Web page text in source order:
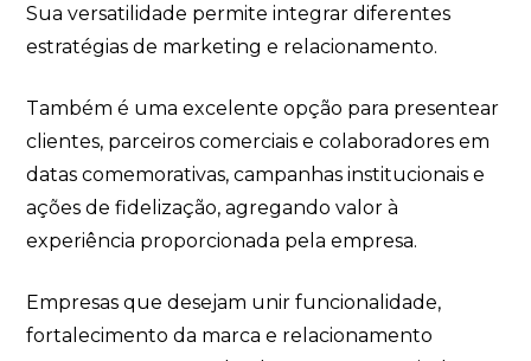
Sua versatilidade permite integrar diferentes
estratégias de marketing e relacionamento.
Também é uma excelente opção para presentear
clientes, parceiros comerciais e colaboradores em
datas comemorativas, campanhas institucionais e
ações de fidelização, agregando valor à
experiência proporcionada pela empresa.
Empresas que desejam unir funcionalidade,
fortalecimento da marca e relacionamento